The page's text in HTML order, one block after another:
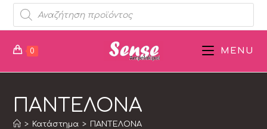
0 MENU
ΠΑΝΤΕΛΟΝΑ
> Κατάστημα > ΠΑΝΤΕΛΟΝΑ